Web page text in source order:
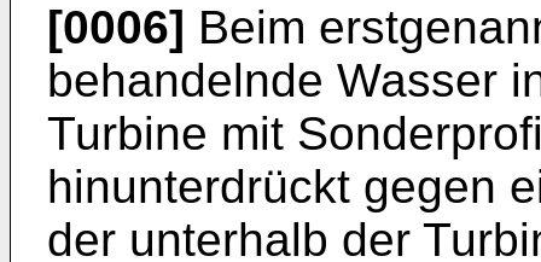
[0006] Beim
behandelnde Wasser
Turbine mit
hinunterdrückt gegen
der unterhalb der